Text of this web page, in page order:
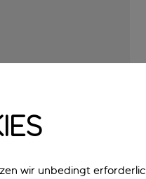
wir unbedingt